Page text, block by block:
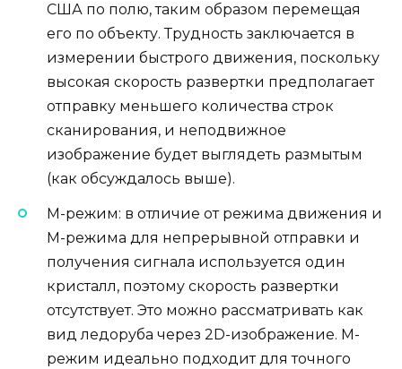
США по полю, таким образом перемещая
его по объекту. Трудность заключается в
измерении быстрого движения, поскольку
высокая скорость развертки предполагает
отправку меньшего количества строк
сканирования, и неподвижное
изображение будет выглядеть размытым
(как обсуждалось выше).
М-режим: в отличие от режима движения и
М-режима для непрерывной отправки и
получения сигнала используется один
кристалл, поэтому скорость развертки
отсутствует. Это можно рассматривать как
вид ледоруба через 2D-изображение. М-
режим идеально подходит для точного